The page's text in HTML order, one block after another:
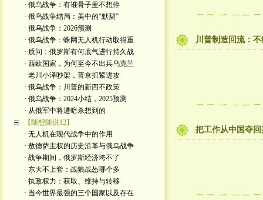
· 俄乌战争：有谁骨子里不想停
· 俄乌战争结局：美中的“默契”
· 俄乌战争：2026预测
· 俄乌战争：蛛网无人机行动取得重
· 质问：俄罗斯有何底气进行持久战
· 西欧国家，为何至今不出兵乌克兰
· 老川小泽吵架，普京抓紧进攻
· 俄乌战争：川普的新四不政策
· 俄乌战争：2024小结，2025预测
· 从俄军中将遭暗杀想到的
【随想随说12】
· 无人机在现代战争中的作用
· 敖德萨主权的历史沿革与俄乌战争
· 战争期间，俄罗斯经济垮不了
· 东大不上套：战狼战怂哪个多
· 执政权力：获取、维持与转移
· 当今世界最强的三个国家以及存在
川普制造回流：
把工作从中国夺